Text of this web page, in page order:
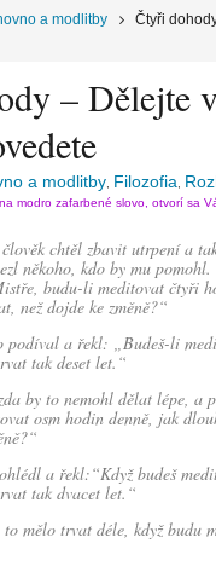
a modlitby
Čtyři
– Dělejte
a modlitby, Filozofia
modro zafarbené slovo, otvorí sa
člověk chtěl zbavit utrpení a
někoho, kdo by mu
budu-li meditovat čtyři
než dojde ke změně?“
podíval a řekl: „Budeš-li
tak deset let.“
by to nemohl dělat lépe, a
osm hodin denně, jak
a řekl:“Když budeš
tak dvacet let.“
mělo trvat déle, když budu